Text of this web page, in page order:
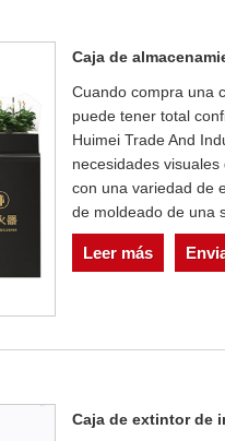
Caja de
Cuando compra una
puede tener total
Huimei Trade And
necesidades
con una variedad de
de moldeado de una
Leer más
Caja de extintor de